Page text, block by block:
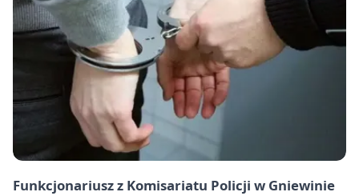
Funkcjonariusz z Komisariatu Policji w Gniewinie